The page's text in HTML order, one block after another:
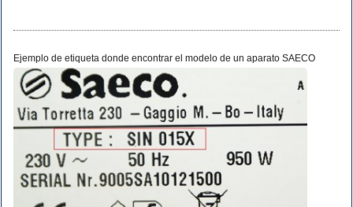
Ejemplo de etiqueta donde encontrar el modelo de un aparato SAECO